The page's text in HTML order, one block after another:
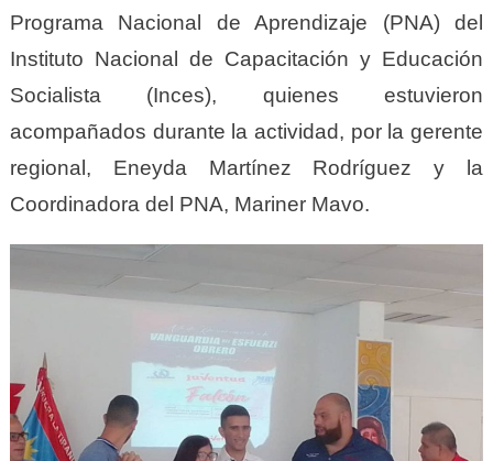
Programa Nacional de Aprendizaje (PNA) del
Instituto Nacional de Capacitación y Educación
Socialista (Inces), quienes estuvieron
acompañados durante la actividad, por la gerente
regional, Eneyda Martínez Rodríguez y la
Coordinadora del PNA, Mariner Mavo.